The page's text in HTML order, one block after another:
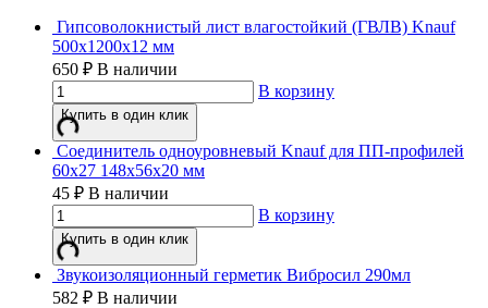
Гипсоволокнистый лист влагостойкий (ГВЛВ) Knauf
500х1200х12 мм
650 ₽ В наличии
В корзину
Купить в один клик
Соединитель одноуровневый Knauf для ПП-профилей
60х27 148x56x20 мм
45 ₽ В наличии
В корзину
Купить в один клик
Звукоизоляционный герметик Вибросил 290мл
582 ₽ В наличии